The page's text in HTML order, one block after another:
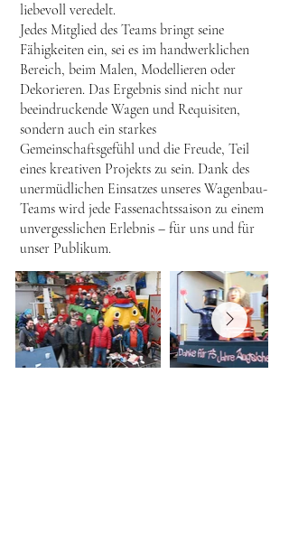
liebevoll veredelt.
Jedes Mitglied des Teams bringt seine
Fähigkeiten ein, sei es im handwerklichen
Bereich, beim Malen, Modellieren oder
Dekorieren. Das Ergebnis sind nicht nur
beeindruckende Wagen und Requisiten,
sondern auch ein starkes
Gemeinschaftsgefühl und die Freude, Teil
eines kreativen Projekts zu sein. Dank des
unermüdlichen Einsatzes unseres Wagenbau-
Teams wird jede Fassenachtssaison zu einem
unvergesslichen Erlebnis – für uns und für
unser Publikum.